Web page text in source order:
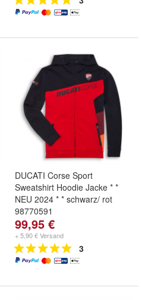
DUCATI Corse Sport
Sweatshirt Hoodie Jacke * *
NEU 2024 * * schwarz/ rot
98770591
99,95 €
+ 5,90 € Versand
3